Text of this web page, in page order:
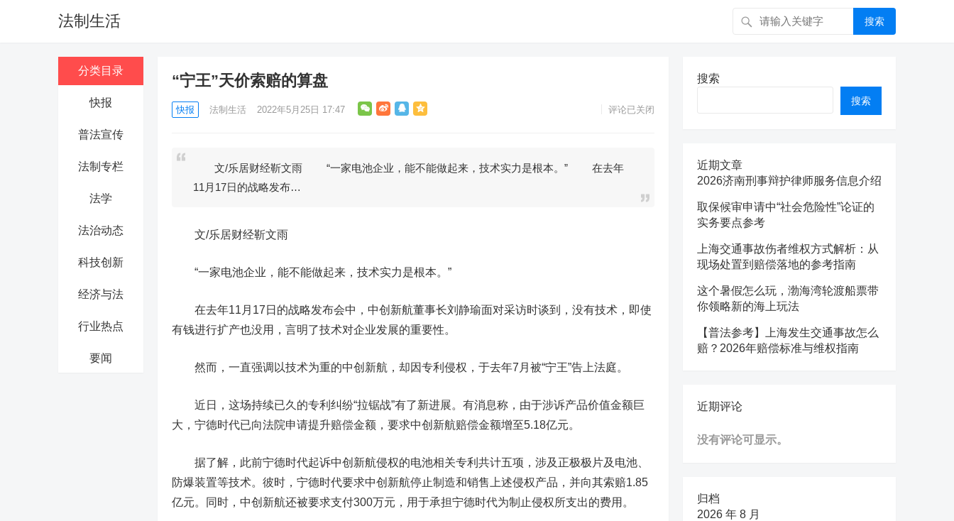
法制生活 搜索
分类目录
快报
普法宣传
法制专栏
法学
法治动态
科技创新
经济与法
行业热点
要闻
“宁王”天价索赔的算盘
快报 法制生活 2022年5月25日 17:47 评论已关闭
文/乐居财经靳文雨 “一家电池企业，能不能做起来，技术实力是根本。” 在去年
11月17日的战略发布…
文/乐居财经靳文雨
“一家电池企业，能不能做起来，技术实力是根本。”
在去年11月17日的战略发布会中，中创新航董事长刘静瑜面对采访时谈到，没有技术，即使
有钱进行扩产也没用，言明了技术对企业发展的重要性。
然而，一直强调以技术为重的中创新航，却因专利侵权，于去年7月被“宁王”告上法庭。
近日，这场持续已久的专利纠纷“拉锯战”有了新进展。有消息称， 由于涉诉产品价值金额巨
大， 宁德时代已向法院申请提升赔偿金额，要求中创新航赔偿金额增至5.18亿元。
据了解，此前宁德时代起诉中创新航侵权的电池相关专利共计五项，涉及正极极片及电池、
防爆装置等技术。彼时，宁德时代要求中创新航停止制造和销售上述侵权产品，并向其索赔1.85
亿元。同时，中创新航还被要求支付300万元，用于承担宁德时代为制止侵权所支出的费用。
搜索
搜索
近期文章
2026济南刑事辩护律师服务信息介绍
取保候审申请中“社会危险性”论证的
实务要点参考
上海交通事故伤者维权方式解析：从
现场处置到赔偿落地的参考指南
这个暑假怎么玩，渤海湾轮渡船票带
你领略新的海上玩法
【普法参考】上海发生交通事故怎么
赔？2026年赔偿标准与维权指南
近期评论
没有评论可显示。
归档
2026 年 8 月